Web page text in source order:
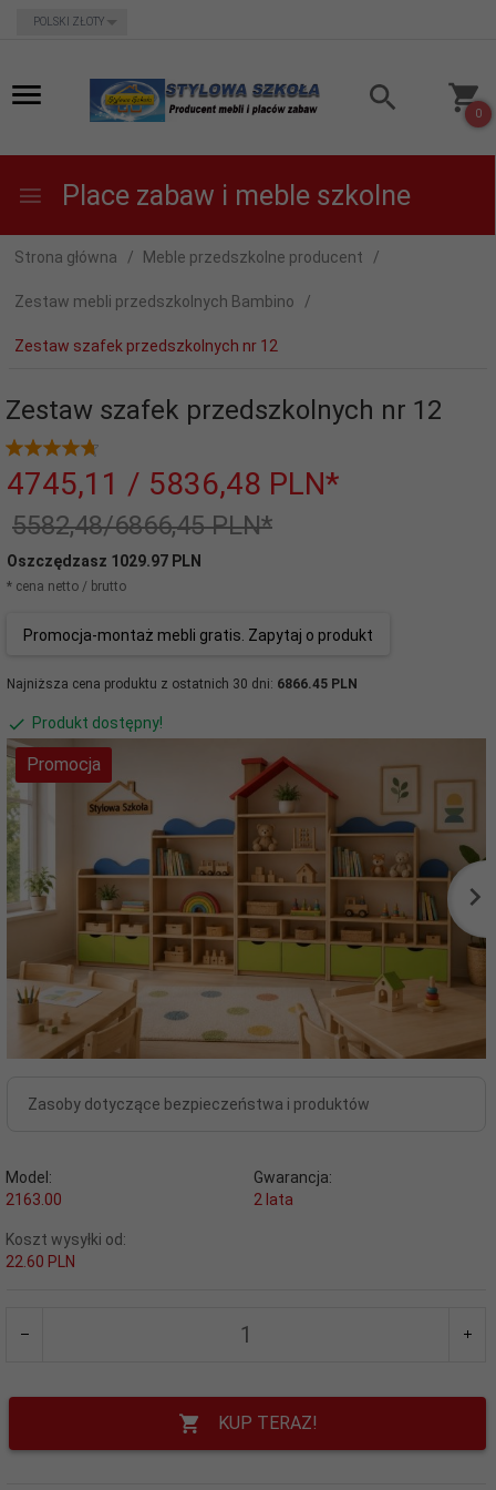
currency_h
POLSKI ZŁOTY
0
Place zabaw i meble szkolne
Strona główna Meble przedszkolne producent
Zestaw mebli przedszkolnych Bambino
Zestaw szafek przedszkolnych nr 12
Zestaw szafek przedszkolnych nr 12
4745,11 / 5836,48 PLN*
5582,48/6866,45 PLN*
Oszczędzasz 1029.97 PLN
* cena netto / brutto
Promocja-montaż mebli gratis. Zapytaj o produkt
Najniższa cena produktu z ostatnich 30 dni: 6866.45 PLN
Produkt dostępny!
Promocja
Zasoby dotyczące bezpieczeństwa i produktów
Model:
2163.00
Gwarancja:
2 lata
Koszt wysyłki od:
22.60 PLN
KUP TERAZ!